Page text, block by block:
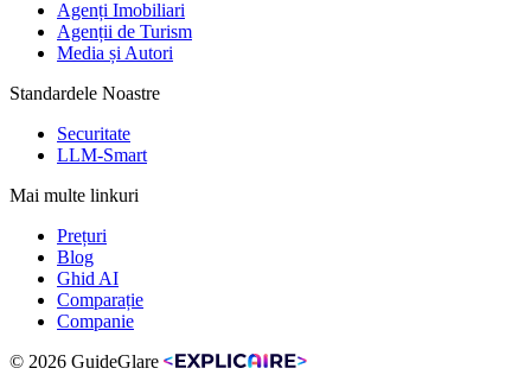
Agenți Imobiliari
Agenții de Turism
Media și Autori
Standardele Noastre
Securitate
LLM-Smart
Mai multe linkuri
Prețuri
Blog
Ghid AI
Comparație
Companie
© 2026 GuideGlare